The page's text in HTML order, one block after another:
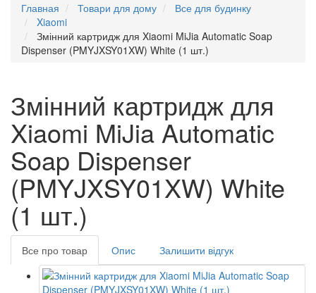
Главная
Товари для дому
Все для будинку
Xiaomi
Змінний картридж для Xiaomi MiJia Automatic Soap
Dispenser (PMYJXSY01XW) White (1 шт.)
Змінний картридж для
Xiaomi MiJia Automatic
Soap Dispenser
(PMYJXSY01XW) White
(1 шт.)
Все про товар Опис Залишити відгук